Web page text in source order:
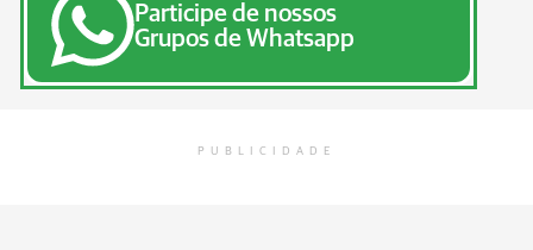
Participe de nossos
Grupos de Whatsapp
PUBLICIDADE